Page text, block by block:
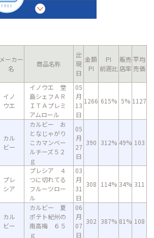
メーカー
名
商品名称
出
現
日
金額
PI
PI
前週比
販売
店率
平均
売価
イノ
ウエ
イノウエ 堂
島シェフＡＲ
ＩＴＡプレミ
アムロール
05
月
13
日
1266 615% 5% 1127
カル
ビー
カルビー お
となじゃがり
こカマンベー
ルチーズ５２
ｇ
05
月
27
日
390 312% 49% 103
プレ
シア
プレシア ４
つに切れてる
フルーツロー
ル
03
月
31
日
308 114% 34% 311
カル
ビー
カルビー 夏
ポテト紀州の
南高梅 ６５
ｇ
06
月
07
日
302 387% 81% 108